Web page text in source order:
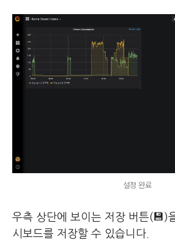
설정 완료
우측 상단에 보이는 저장 버튼(💾)
시보드를 저장할 수 있습니다.